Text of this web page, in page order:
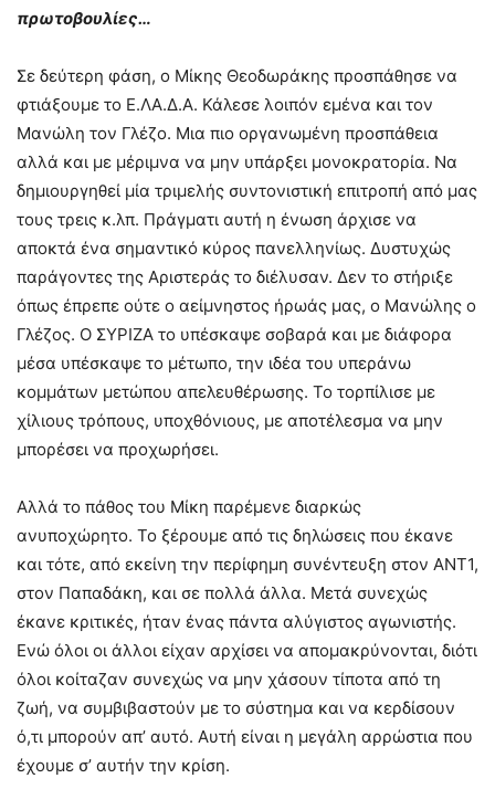
πρωτοβουλίες…
Σε δεύτερη φάση, ο Μίκης Θεοδωράκης προσπάθησε να
φτιάξουμε το Ε.ΛΑ.Δ.Α. Κάλεσε λοιπόν εμένα και τον
Μανώλη τον Γλέζο. Μια πιο οργανωμένη προσπάθεια
αλλά και με μέριμνα να μην υπάρξει μονοκρατορία. Να
δημιουργηθεί μία τριμελής συντονιστική επιτροπή από μας
τους τρεις κ.λπ. Πράγματι αυτή η ένωση άρχισε να
αποκτά ένα σημαντικό κύρος πανελληνίως. Δυστυχώς
παράγοντες της Αριστεράς το διέλυσαν. Δεν το στήριξε
όπως έπρεπε ούτε ο αείμνηστος ήρωάς μας, ο Μανώλης ο
Γλέζος. Ο ΣΥΡΙΖΑ το υπέσκαψε σοβαρά και με διάφορα
μέσα υπέσκαψε το μέτωπο, την ιδέα του υπεράνω
κομμάτων μετώπου απελευθέρωσης. Το τορπίλισε με
χίλιους τρόπους, υποχθόνιους, με αποτέλεσμα να μην
μπορέσει να προχωρήσει.
Αλλά το πάθος του Μίκη παρέμενε διαρκώς
ανυποχώρητο. Το ξέρουμε από τις δηλώσεις που έκανε
και τότε, από εκείνη την περίφημη συνέντευξη στον ΑΝΤ1,
στον Παπαδάκη, και σε πολλά άλλα. Μετά συνεχώς
έκανε κριτικές, ήταν ένας πάντα αλύγιστος αγωνιστής.
Ενώ όλοι οι άλλοι είχαν αρχίσει να απομακρύνονται, διότι
όλοι κοίταζαν συνεχώς να μην χάσουν τίποτα από τη
ζωή, να συμβιβαστούν με το σύστημα και να κερδίσουν
ό,τι μπορούν απ’ αυτό. Αυτή είναι η μεγάλη αρρώστια που
έχουμε σ’ αυτήν την κρίση.